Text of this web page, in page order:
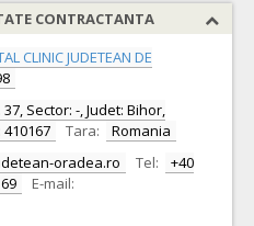
CONTRACTANTA
CLINIC JUDETEAN DE
Sector: -, Judet: Bihor,
Tara:
Romania
oradea.ro Tel:
+40
E-mail: